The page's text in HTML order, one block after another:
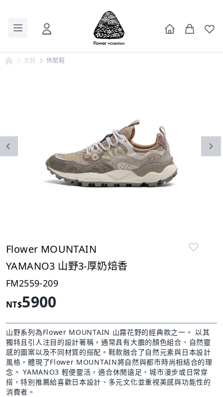
女鞋 休閒鞋
Flower MOUNTAIN
YAMANO3 山野3-厚奶焙香
FM2559-209
NT$5900
山野系列為Flower MOUNTAIN 山霧花野的經典款之一。 以其
獨特且引人注目的設計著稱，通常具有大膽的顏色組合、自然靈
感的圖案以及不同材質的搭配。鞋款融合了自然元素與日本設計
風格，體現了Flower MOUNTAIN將自然與都市時尚相結合的理
念。 YAMANO3 輕便靈活，適合休閒遠足、城市漫步或日常穿
搭，特別推薦給喜歡日本設計、多元文化並重視美感與功能性的
消費者。